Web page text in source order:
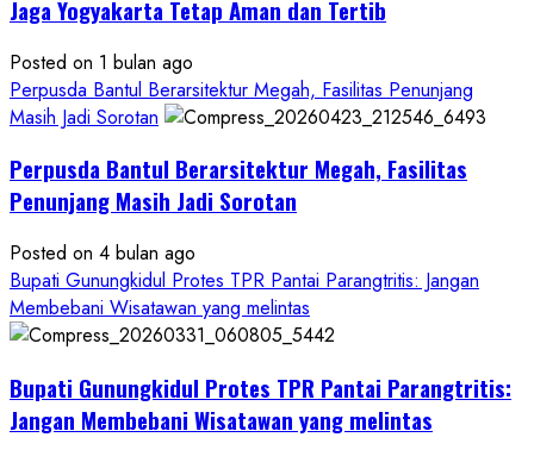
Rp1,6
Diduga
Hanya
Separuhnya
Cair
ke
Ketum
PWRI
RI
Minta
Resmi
Jaga Yogyakarta Tetap Aman dan Tertib
Posted on 1 bulan ago
Perpusda Bantul Berarsitektur Megah, Fasilitas Penunjang
Masih Jadi Sorotan
Perpusda Bantul Berarsitektur Megah, Fasilitas
Penunjang Masih Jadi Sorotan
Posted on 4 bulan ago
Bupati Gunungkidul Protes TPR Pantai Parangtritis: Jangan
Membebani Wisatawan yang melintas
Bupati Gunungkidul Protes TPR Pantai Parangtritis:
Jangan Membebani Wisatawan yang melintas